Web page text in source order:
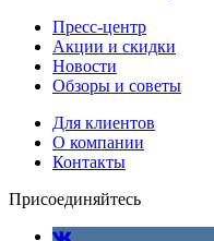
Пресс-центр
Акции и скидки
Новости
Обзоры и советы
Для клиентов
О компании
Контакты
Присоединяйтесь